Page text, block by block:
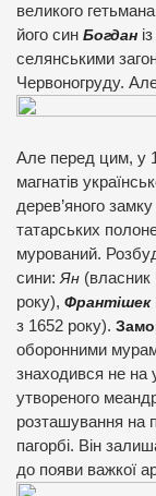
великого
його син Богдан
селянськими
Червоногруду.
Але перед цим, у
магнатів
дерев’яного замку
татарських
мурований.
сини: Ян (власник
року), Франтішек
з 1652 року).
оборонними
знаходився не на
утвореного
розташування на
пагорбі. Він
до появи важкої